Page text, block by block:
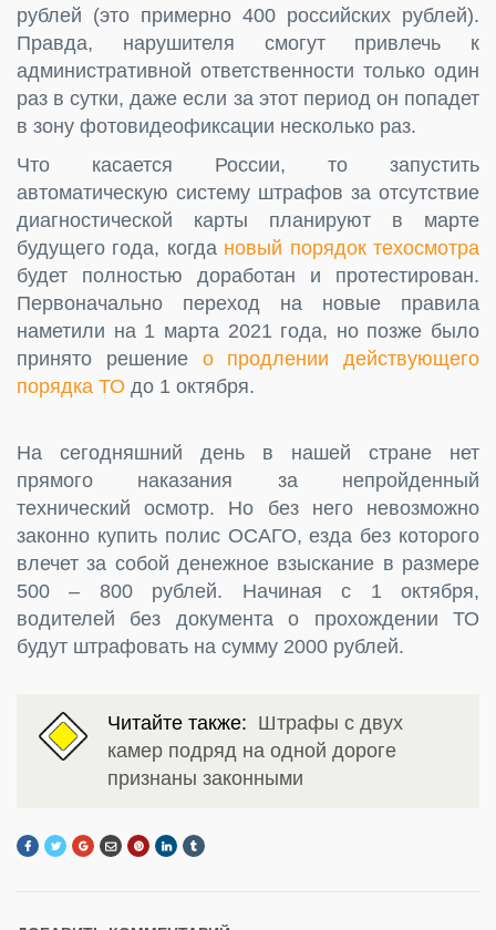
рублей (это примерно 400 российских рублей).
Правда, нарушителя смогут привлечь к
административной ответственности только один
раз в сутки, даже если за этот период он попадет
в зону фотовидеофиксации несколько раз.
Что касается России, то запустить
автоматическую систему штрафов за отсутствие
диагностической карты планируют в марте
будущего года, когда новый порядок техосмотра
будет полностью доработан и протестирован.
Первоначально переход на новые правила
наметили на 1 марта 2021 года, но позже было
принято решение о продлении действующего
порядка ТО до 1 октября.
На сегодняшний день в нашей стране нет
прямого наказания за непройденный
технический осмотр. Но без него невозможно
законно купить полис ОСАГО, езда без которого
влечет за собой денежное взыскание в размере
500 – 800 рублей. Начиная с 1 октября,
водителей без документа о прохождении ТО
будут штрафовать на сумму 2000 рублей.
Читайте также: Штрафы с двух
камер подряд на одной дороге
признаны законными